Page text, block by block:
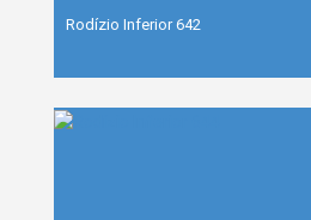
Rodízio Inferior 642